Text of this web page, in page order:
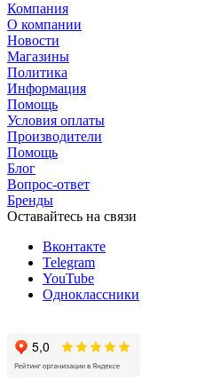
Компания
О компании
Новости
Магазины
Политика
Информация
Помощь
Условия оплаты
Производители
Помощь
Блог
Вопрос-ответ
Бренды
Оставайтесь на связи
Вконтакте
Telegram
YouTube
Одноклассники